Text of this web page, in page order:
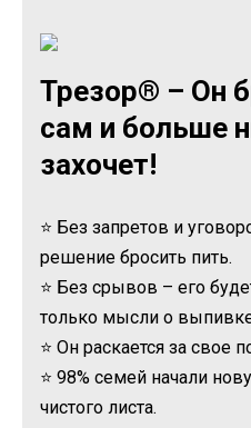
Трезор® – Он
сам и больше
захочет!
⭐ Без запретов и
решение бросить пить.
⭐ Без срывов – его
только мысли о
⭐ Он раскается за
⭐ 98% семей начали
чистого листа.